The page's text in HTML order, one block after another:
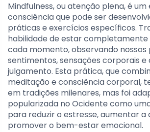
Mindfulness, ou atenção plena, é um
consciência que pode ser
práticas e exercícios específicos.
habilidade de estar
cada momento, observando nossos
sentimentos, sensações corporais
julgamento. Esta prática, que
meditação e consciência corporal,
em tradições milenares, mas foi
popularizada no Ocidente como
para reduzir o estresse, aumentar
promover o bem-estar emocional.